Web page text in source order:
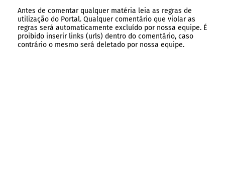
Antes de comentar qualquer matéria leia as regras de
utilização do Portal. Qualquer comentário que violar as
regras será automaticamente excluído por nossa equipe. É
proibido inserir links (urls) dentro do comentário, caso
contrário o mesmo será deletado por nossa equipe.